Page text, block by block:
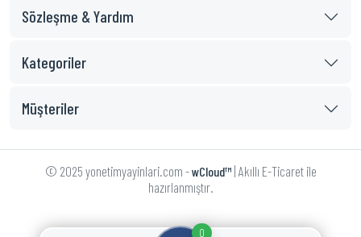
Sözleşme & Yardım
Kategoriler
Müşteriler
© 2025 yonetimyayinlari.com -wCloud™| Akıllı E-Ticaret ile
hazırlanmıştır.
0